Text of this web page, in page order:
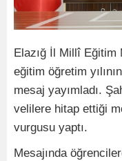
Elazığ İl Millî Eğitim
eğitim öğretim
mesaj yayımladı.
velilere hitap ettiği
vurgusu yaptı.
Mesajında